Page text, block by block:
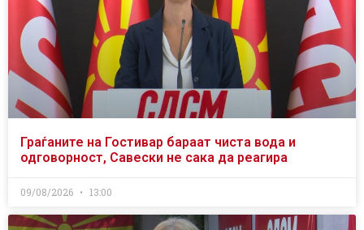
Граѓаните на Гостивар бараат чиста вода и
одговорност, Савески не сака да реагира
09/08/2026 13:00